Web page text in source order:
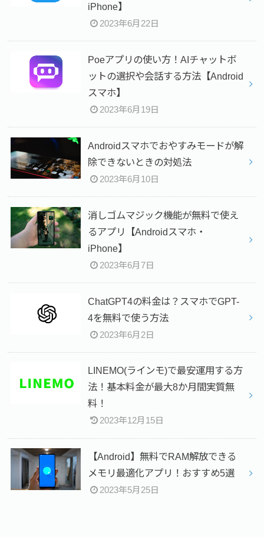
iPhone】
2023年6月22日
Poeアプリの使い方！AIチャットボ
ットの選択や会話する方法【Android
スマホ】
2023年6月19日
Androidスマホでおやすみモードが解
除できないときの対処法
2023年6月10日
消しゴムマジック機能が無料で使え
るアプリ【Androidスマホ・
iPhone】
2023年6月7日
ChatGPT4の料金は？スマホでGPT-
4を無料で使う方法
2023年6月2日
LINEMO(ラインモ)で最安運用する方
法！基本料金が最大8か月間実質無
料！
2023年12月15日
【Android】無料でRAM解放できる
メモリ最適化アプリ！おすすめ5選
2023年5月25日